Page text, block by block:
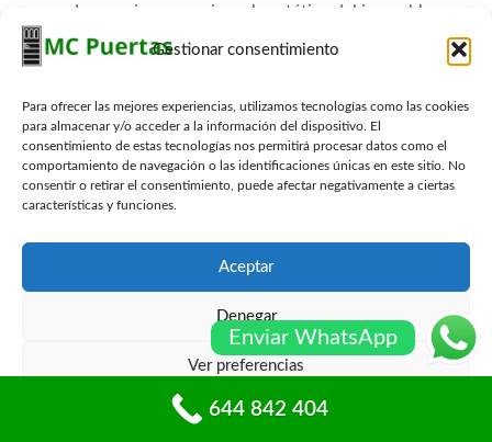
Gestionar consentimiento
Para ofrecer las mejores experiencias, utilizamos tecnologías como las cookies
para almacenar y/o acceder a la información del dispositivo. El
consentimiento de estas tecnologías nos permitirá procesar datos como el
comportamiento de navegación o las identificaciones únicas en este sitio. No
consentir o retirar el consentimiento, puede afectar negativamente a ciertas
características y funciones.
Aceptar
Denegar
Ver preferencias
Política de cookiesPolíticas de privacidad
pueden servir para mejorar la estética del inmueble y
aumentar su valor en el mercado inmobiliario.
puertas de garaje se encuentran:
Proteger los vehículos y objetos almacenados en
el garaje contra robos, vandalismo y otros tipos
de daños.
que las puertas de garaje pueden ser diseñadas
en diferentes materiales y estilos para adaptarse
a la arquitectura y decoración del entorno.
vivienda o edificio, lo que puede mejorar la
Enviar WhatsApp
644 842 404